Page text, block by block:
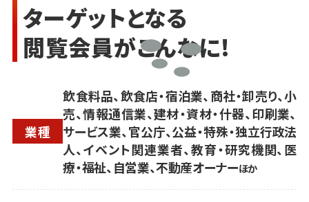
ターゲットとなる
閲覧会員がこんなに!
業種
飲食料品、飲食店・宿泊業、商社・卸売り、小
売、情報通信業、建材・資材・什器、印刷業、
サービス業、官公庁、公益・特殊・独立行政法
人、イベント関連業者、教育・研究機関、医
療・福祉、自営業、不動産オーナーほか